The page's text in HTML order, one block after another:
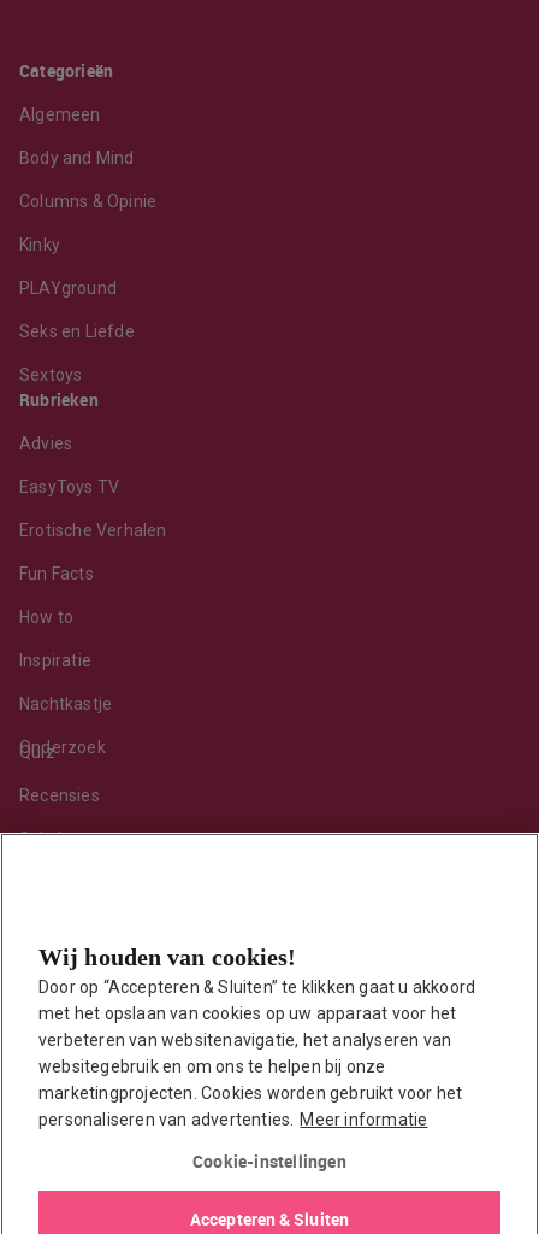
Categorieën
Algemeen
Body and Mind
Columns & Opinie
Kinky
PLAYground
Seks en Liefde
Sextoys
Rubrieken
Advies
EasyToys TV
Erotische Verhalen
Fun Facts
How to
Inspiratie
Nachtkastje
Onderzoek
Quiz
Recensies
Sekshoroscoop
Toy van de maand
Vraag ’t onze seksuoloog
Interessante links
Seksuologen in Nederland
Erotisch verhaal insturen
EasyToys shop
Wij houden van cookies!
Door op “Accepteren & Sluiten” te klikken gaat u akkoord
met het opslaan van cookies op uw apparaat voor het
verbeteren van websitenavigatie, het analyseren van
websitegebruik en om ons te helpen bij onze
marketingprojecten. Cookies worden gebruikt voor het
personaliseren van advertenties. Meer informatie
Cookie-instellingen
Accepteren & Sluiten